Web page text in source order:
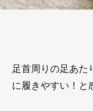
足首周りの足あた
に履きやすい！と